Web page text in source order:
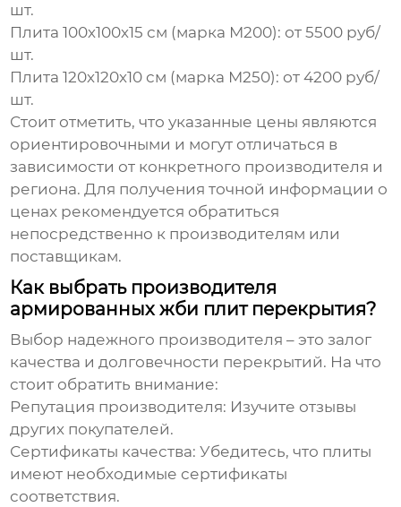
шт.
Плита 100х100х15 см (марка М200): от 5500 руб/
шт.
Плита 120х120х10 см (марка М250): от 4200 руб/
шт.
Стоит отметить, что указанные цены являются
ориентировочными и могут отличаться в
зависимости от конкретного производителя и
региона. Для получения точной информации о
ценах рекомендуется обратиться
непосредственно к производителям или
поставщикам.
Как выбрать производителя
армированных жби плит перекрытия?
Выбор надежного производителя – это залог
качества и долговечности перекрытий. На что
стоит обратить внимание:
Репутация производителя: Изучите отзывы
других покупателей.
Сертификаты качества: Убедитесь, что плиты
имеют необходимые сертификаты
соответствия.